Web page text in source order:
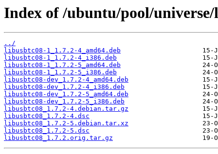
Index of /ubuntu/pool/
../
libusbtc08-1_1.7.2-4_amd64.deb
libusbtc08-1_1.7.2-4_i386.deb
libusbtc08-1_1.7.2-5_amd64.deb
libusbtc08-1_1.7.2-5_i386.deb
libusbtc08-dev_1.7.2-4_amd64.deb
libusbtc08-dev_1.7.2-4_i386.deb
libusbtc08-dev_1.7.2-5_amd64.deb
libusbtc08-dev_1.7.2-5_i386.deb
libusbtc08_1.7.2-4.debian.tar.gz
libusbtc08_1.7.2-4.dsc
libusbtc08_1.7.2-5.debian.tar.xz
libusbtc08_1.7.2-5.dsc
libusbtc08_1.7.2.orig.tar.gz